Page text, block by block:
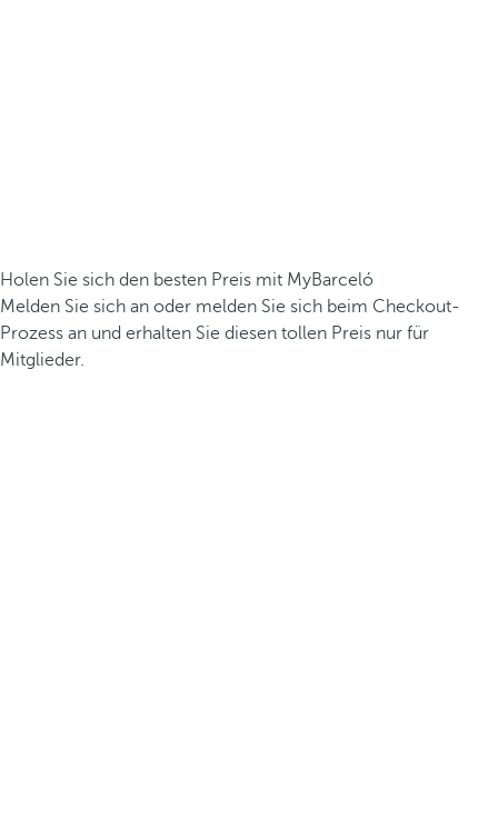
Holen Sie sich den besten Preis mit MyBarceló
Melden Sie sich an oder melden Sie sich beim Checkout-
Prozess an und erhalten Sie diesen tollen Preis nur für
Mitglieder.